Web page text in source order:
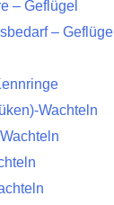
– Geflügel
– Geflügel
Wachteln